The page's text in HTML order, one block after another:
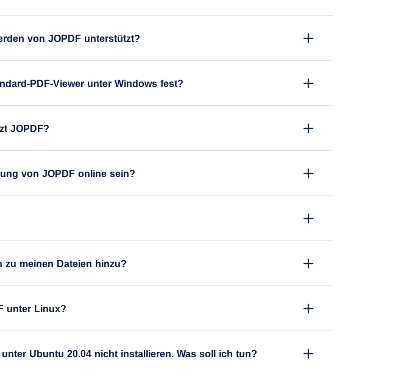
von JOPDF unterstützt?
PDF-Viewer unter Windows fest?
JOPDF?
von JOPDF online sein?
zu meinen Dateien hinzu?
unter Linux?
Ubuntu 20.04 nicht installieren. Was soll ich tun?